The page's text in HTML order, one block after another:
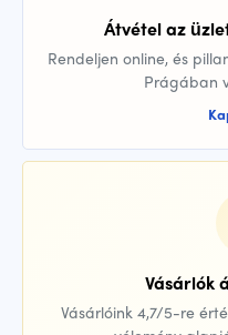
Átvétel az
Rendeljen online, és
Prágában
Vásárlók
Vásárlóink 4,7/5-re